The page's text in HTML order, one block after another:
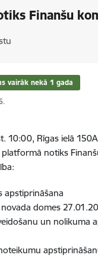
Finanšu
vairāk nekā 1 gada
10:00, Rīgas ielā
notiks
apstiprināšana
domes
un nolikuma